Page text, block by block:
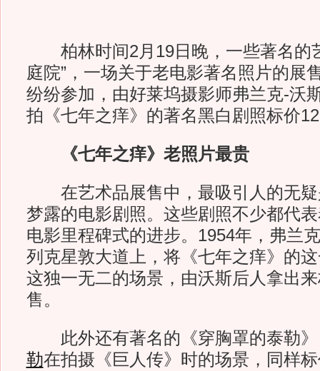
柏林时间2月19日晚，一些著名的
庭院”，一场关于老电影著名照片的展
纷纷参加，由好莱坞摄影师弗兰克-沃
拍《七年之痒》的著名黑白剧照标价
《七年之痒》老照片最贵
在艺术品展售中，最吸引人的无疑
梦露的电影剧照。这些剧照不少都代
电影里程碑式的进步。1954年，弗兰
列克星敦大道上，将《七年之痒》的
这独一无二的场景，由沃斯后人拿出
售。
此外还有著名的《穿胸罩的泰勒》
勒在拍摄《巨人传》时的场景，同样